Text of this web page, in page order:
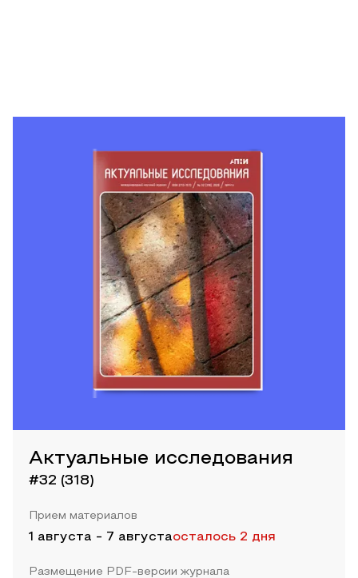
Актуальные исследования
#32 (318)
Прием материалов
1 августа - 7 августаосталось 2 дня
Размещение PDF-версии журнала